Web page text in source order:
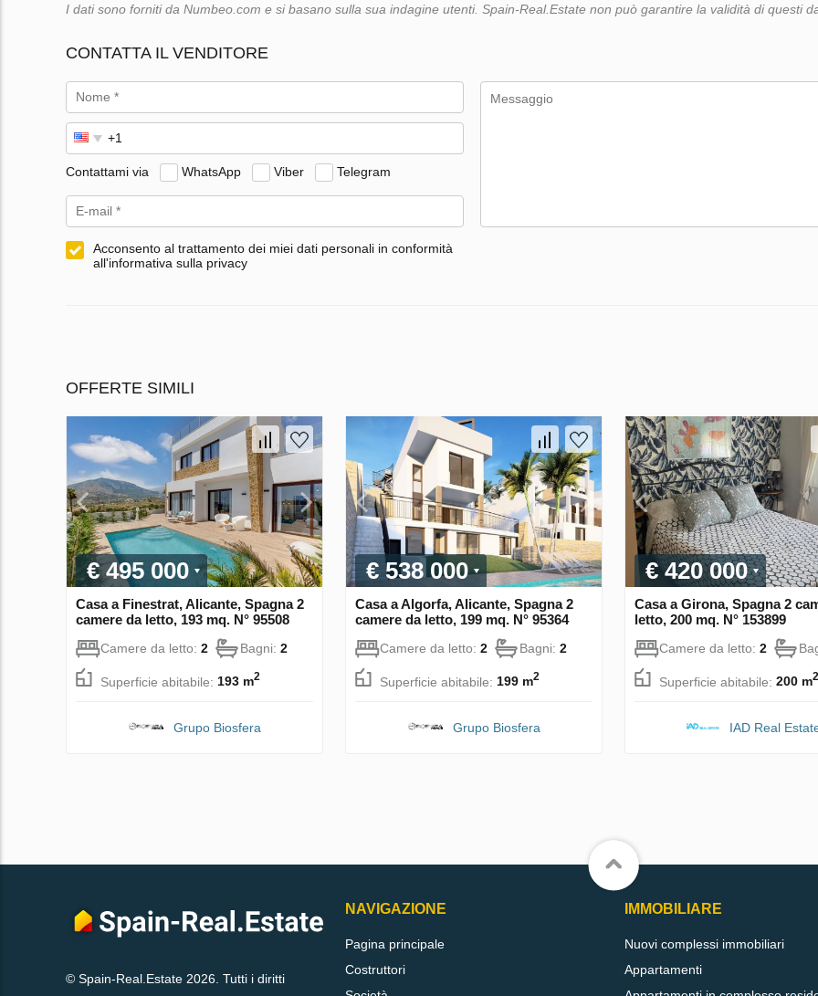
I dati sono forniti da Numbeo.com e si basano sulla sua indagine utenti. Spain-Real.Estate non può garantire la validità di questi
CONTATTA IL VENDITORE
Contattami via WhatsApp Viber Telegram
Acconsento al trattamento dei miei dati personali in conformità
all'informativa sulla privacy
OFFERTE SIMILI
€ 495 000
Casa a Finestrat, Alicante, Spagna 2
camere da letto, 193 mq. N° 95508
Camere da letto: 2 Bagni: 2
Superficie abitabile: 193 m2
Grupo Biosfera
€ 538 000
Casa a Algorfa, Alicante, Spagna 2
camere da letto, 199 mq. N° 95364
Camere da letto: 2 Bagni: 2
Superficie abitabile: 199 m2
Grupo Biosfera
€ 420 000
Casa a Girona, Spagna 2
letto, 200 mq. N° 153899
Camere da letto: 2
Superficie abitabile: 200 m2
IAD Real
© Spain-Real.Estate 2026. Tutti i diritti
NAVIGAZIONE
Pagina principale
Costruttori
IMMOBILIARE
Nuovi complessi immobiliari
Appartamenti